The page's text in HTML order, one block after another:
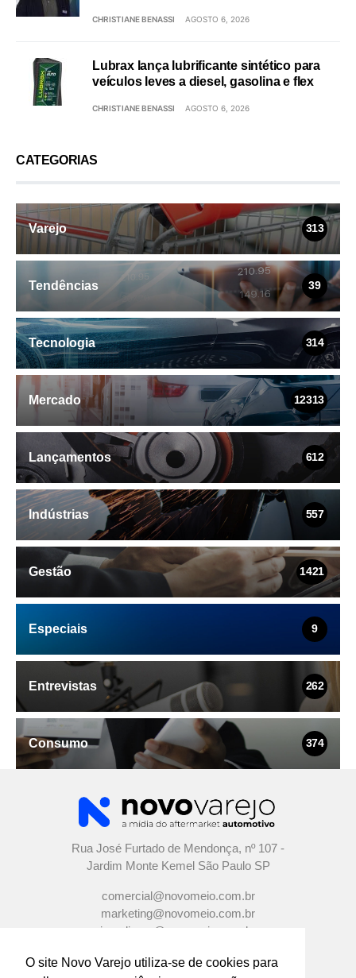
O site Novo Varejo utiliza-se de cookies para
CHRISTIANE BENASSI AGOSTO 6, 2026
Lubrax lança lubrificante sintético para
veículos leves a diesel, gasolina e flex
CHRISTIANE BENASSI AGOSTO 6, 2026
CATEGORIAS
Varejo 313
Tendências 39
Tecnologia 314
Mercado 12313
Lançamentos 612
Indústrias 557
Gestão 1421
Especiais 9
Entrevistas 262
Consumo 374
Rua José Furtado de Mendonça, nº 107 -
Jardim Monte Kemel São Paulo SP
comercial@novomeio.com.br
marketing@novomeio.com.br
jornalismo@novomeio.com.br